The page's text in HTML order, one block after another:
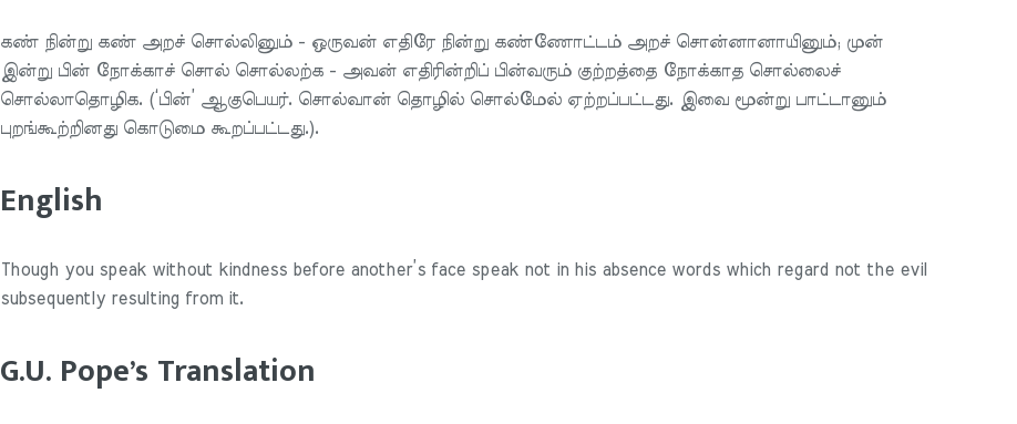
கண் நின்று கண் அறச் சொல்லினும் - ஒருவன் எதிரே நின்று கண்ணோட்டம் அறச் சொன்னானாயினும்; முன்
இன்று பின் நோக்காச் சொல் சொல்லற்க - அவன் எதிரின்றிப் பின்வரும் குற்றத்தை நோக்காத சொல்லைச்
சொல்லாதொழிக. (‘பின்’ ஆகுபெயர். சொல்வான் தொழில் சொல்மேல் ஏற்றப்பட்டது. இவை மூன்று பாட்டானும்
புறங்கூற்றினது கொடுமை கூறப்பட்டது.).
English
Though you speak without kindness before another’s face speak not in his absence words which regard not the evil
subsequently resulting from it.
G.U. Pope’s Translation